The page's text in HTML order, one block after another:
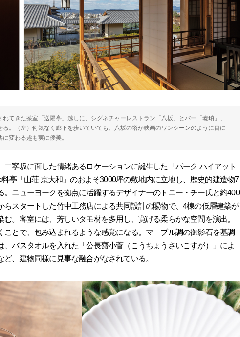
れてきた茶室「送陽亭」越しに、シグネチャーレストラン「八坂」とバー「琥珀」、
る。（左）何気なく廊下を歩いていても、八坂の塔が映画のワンシーンのように目に
変わる趣も実に優美。
寧坂に面した情緒あるロケーションに誕生した「パーク ハイアット
亭「山荘 京大和」のおよそ3000坪の敷地内に立地し、歴史的建造物7
。ニューヨークを拠点に活躍するデザイナーのトニー・チー氏と約400
らスタートした竹中工務店による共同設計の賜物で、4棟の低層建築が
む。客室には、芳しいタモ材を多用し、寛げる柔らかな空間を演出。
ことで、包み込まれるような感覚になる。マーブル調の御影石を基調
、バスタオルを入れた「公長齋小菅（こうちょうさいこすが）」によ
ど、建物同様に見事な融合がなされている。